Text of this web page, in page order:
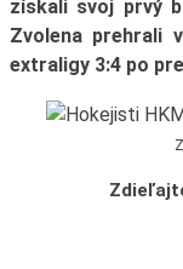
získali svoj prvý
Zvolena prehrali
extraligy 3:4 po